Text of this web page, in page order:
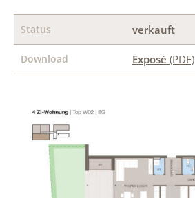
Status verkauft
Download Exposé (PDF)